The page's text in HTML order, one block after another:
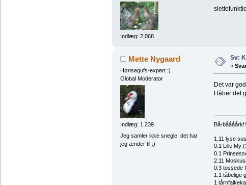
Indlæg: 2 068
Mette Nygaard
Hønsegufs-expert :)
Global Moderator
Indlæg: 1 239
Jeg samler ikke snegle, det har
jeg ænder til :)
Sv:
«
Det var
Håber det
Bå-
1.11 lyse
0.1 Lille My
0.1
2.11
0.3 tossede
1.1 tåbelige
1